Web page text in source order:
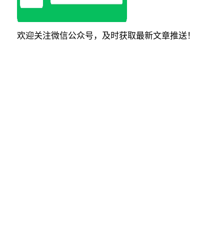
欢迎关注微信公众号，及时获取最新文章推送！